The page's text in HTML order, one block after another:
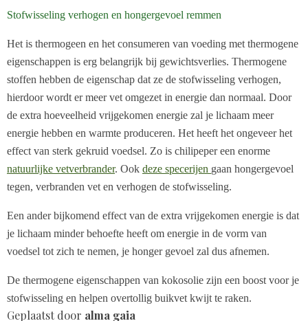
Stofwisseling verhogen en hongergevoel remmen
Het is thermogeen en het consumeren van voeding met thermogene
eigenschappen is erg belangrijk bij gewichtsverlies. Thermogene
stoffen hebben de eigenschap dat ze de stofwisseling verhogen,
hierdoor wordt er meer vet omgezet in energie dan normaal. Door
de extra hoeveelheid vrijgekomen energie zal je lichaam meer
energie hebben en warmte produceren. Het heeft het ongeveer het
effect van sterk gekruid voedsel. Zo is chilipeper een enorme
natuurlijke vetverbrander. Ook deze specerijen gaan hongergevoel
tegen, verbranden vet en verhogen de stofwisseling.
Een ander bijkomend effect van de extra vrijgekomen energie is dat
je lichaam minder behoefte heeft om energie in de vorm van
voedsel tot zich te nemen, je honger gevoel zal dus afnemen.
De thermogene eigenschappen van kokosolie zijn een boost voor je
stofwisseling en helpen overtollig buikvet kwijt te raken.
Geplaatst door alma gaia